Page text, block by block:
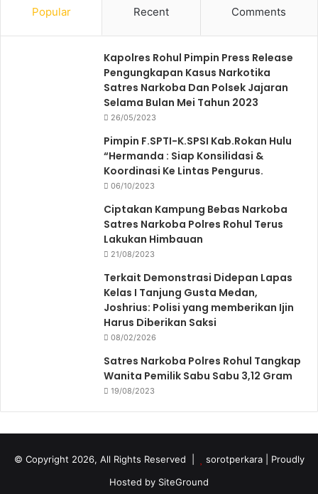
Popular Recent Comments
Kapolres Rohul Pimpin Press Release
Pengungkapan Kasus Narkotika
Satres Narkoba Dan Polsek Jajaran
Selama Bulan Mei Tahun 2023
26/05/2023
Pimpin F.SPTI-K.SPSI Kab.Rokan Hulu
“Hermanda : Siap Konsilidasi &
Koordinasi Ke Lintas Pengurus.
06/10/2023
Ciptakan Kampung Bebas Narkoba
Satres Narkoba Polres Rohul Terus
Lakukan Himbauan
21/08/2023
Terkait Demonstrasi Didepan Lapas
Kelas I Tanjung Gusta Medan,
Joshrius: Polisi yang memberikan Ijin
Harus Diberikan Saksi
08/02/2026
Satres Narkoba Polres Rohul Tangkap
Wanita Pemilik Sabu Sabu 3,12 Gram
19/08/2023
© Copyright 2026, All Rights Reserved | sorotperkara
| Proudly
Hosted by SiteGround